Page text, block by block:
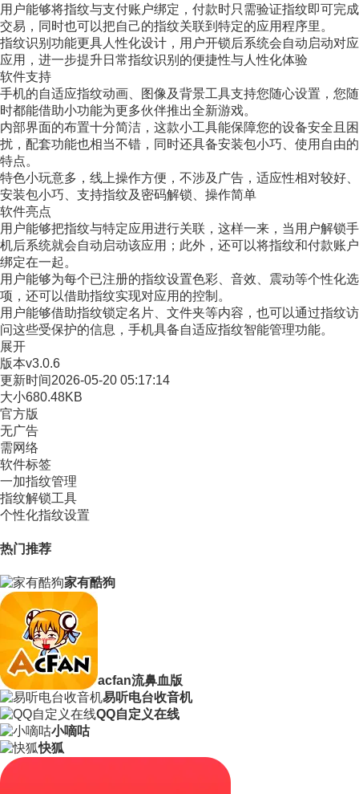
用户能够将指纹与支付账户绑定，付款时只需验证指纹即可完成
交易，同时也可以把自己的指纹关联到特定的应用程序里。
指纹识别功能更具人性化设计，用户开锁后系统会自动启动对应
应用，进一步提升日常指纹识别的便捷性与人性化体验
软件支持
手机的自适应指纹动画、图像及背景工具支持您随心设置，您随
时都能借助小功能为更多伙伴推出全新游戏。
内部界面的布置十分简洁，这款小工具能保障您的设备安全且困
扰，配套功能也相当不错，同时还具备安装包小巧、使用自由的
特点。
特色小玩意多，线上操作方便，不涉及广告，适应性相对较好、
安装包小巧、支持指纹及密码解锁、操作简单
软件亮点
用户能够把指纹与特定应用进行关联，这样一来，当用户解锁手
机后系统就会自动启动该应用；此外，还可以将指纹和付款账户
绑定在一起。
用户能够为每个已注册的指纹设置色彩、音效、震动等个性化选
项，还可以借助指纹实现对应用的控制。
用户能够借助指纹锁定名片、文件夹等内容，也可以通过指纹访
问这些受保护的信息，手机具备自适应指纹智能管理功能。
展开
版本v3.0.6
更新时间2026-05-20 05:17:14
大小680.48KB
官方版
无广告
需网络
软件标签
一加指纹管理
指纹解锁工具
个性化指纹设置
热门推荐
家有酷狗
acfan流鼻血版
易听电台收音机
QQ自定义在线
小嘀咕
快狐